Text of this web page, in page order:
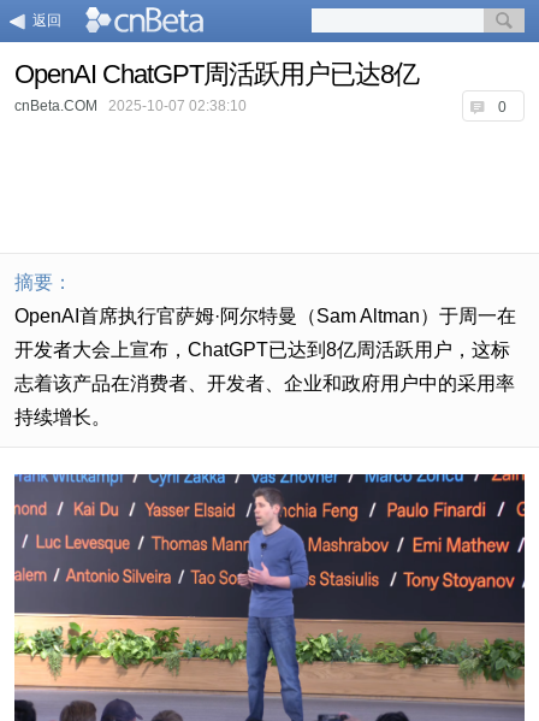
返回
OpenAI ChatGPT周活跃用户已达8亿
0
cnBeta.COM 2025-10-07 02:38:10
摘要：
OpenAI首席执行官萨姆·阿尔特曼（Sam Altman）于周一在
开发者大会上宣布，ChatGPT已达到8亿周活跃用户，这标
志着该产品在消费者、开发者、企业和政府用户中的采用率
持续增长。